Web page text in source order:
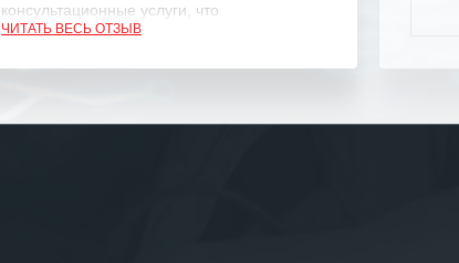
консультационные услуги, что
характеризует их как профессионалов
ответственного и надежного поставщика
ЧИТАТЬ ВЕСЬ ОТЗЫВ